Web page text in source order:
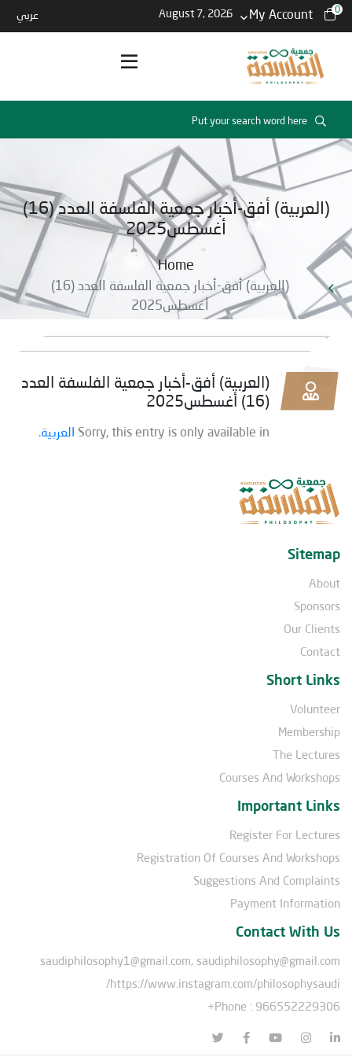
0
My Account
August 7, 2026 عربي
(العربية) أفق-أخبار جمعية الفلسفة العدد (16)
أغسطس2025
Home
(العربية) أفق-أخبار جمعية الفلسفة العدد (16)
أغسطس2025
(العربية) أفق-أخبار جمعية الفلسفة العدد
(16) أغسطس2025
Sorry, this entry is only available in العربية
Sitemap
About
Sponsors
Our Clients
Contact
Short Links
Volunteer
Membership
The Lectures
Courses And Workshops
Important Links
Register For Lectures
Registration Of Courses And Workshops
Suggestions And Complaints
Payment Information
Contact With Us
saudiphilosophy1@gmail.com, saudiphilosophy@gmail.com
https://www.instagram.com/philosophysaudi/
Phone : 966552229306+